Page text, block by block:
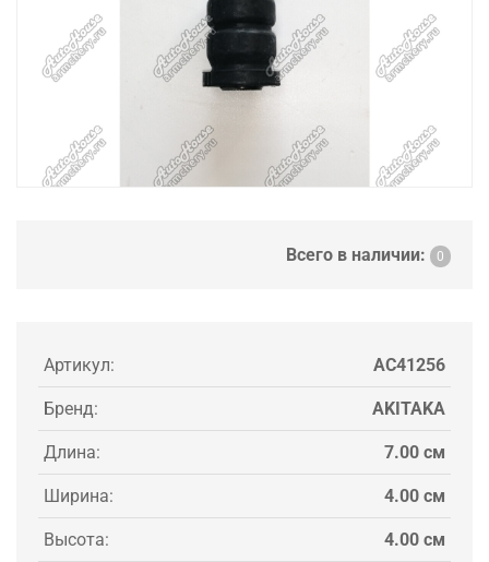
Всего в наличии: 0
Артикул: AC41256
Бренд: AKITAKA
Длина: 7.00 см
Ширина: 4.00 см
Высота: 4.00 см